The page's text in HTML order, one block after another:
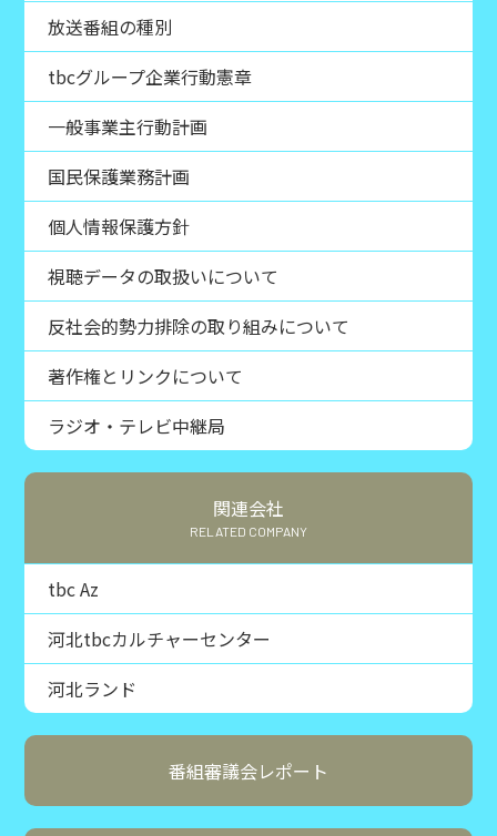
放送番組の種別
tbcグループ企業行動憲章
一般事業主行動計画
国民保護業務計画
個人情報保護方針
視聴データの取扱いについて
反社会的勢力排除の取り組みについて
著作権とリンクについて
ラジオ・テレビ中継局
関連会社
RELATED COMPANY
tbc Az
河北tbcカルチャーセンター
河北ランド
番組審議会レポート